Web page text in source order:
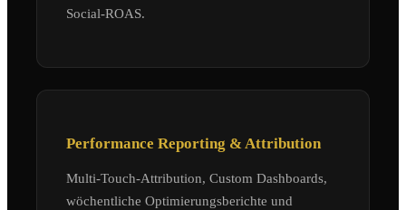
Social-ROAS.
Performance Reporting & Attribution
Multi-Touch-Attribution, Custom Dashboards,
wöchentliche Optimierungsberichte und